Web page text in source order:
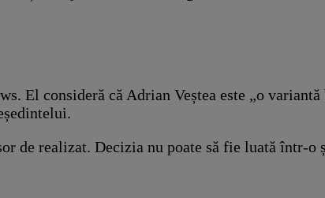
El consideră că Adrian Veștea este „o variantă
de realizat. Decizia nu poate să fie luată într-o